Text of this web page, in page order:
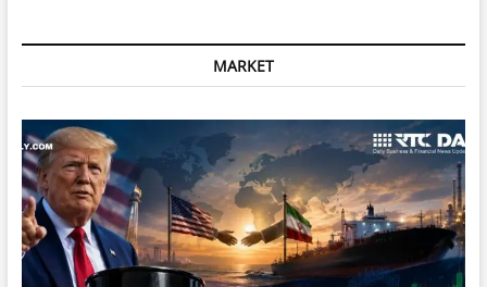
सोशल
पर
‘कैसे
हिम्मत
की…’
MARKET